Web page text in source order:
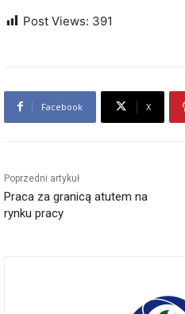
Post Views: 391
Facebook X
Poprzedni artykuł
Praca za granicą atutem na
rynku pracy